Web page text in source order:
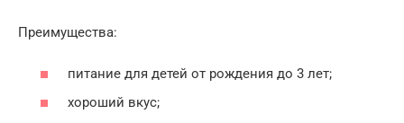
Преимущества:
питание для детей от рождения до 3 лет;
хороший вкус;